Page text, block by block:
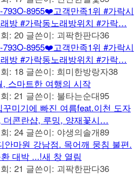
8955❤️고객만족1위 #가락시
방 #가락동노래방위치 #가락…
: 20 글쓴이: 괴팍한판다36
8955❤️고객만족1위 #가락시
방 #가락동노래방위치 #가락…
: 18 글쓴이: 희미한방랑자38
스마트한 여행의 시작
: 21 글쓴이: 불타는순대95
미기에 빠진 여름feat.이천 도자
더콘란샵, 루밍, 양재꽃시…
: 24 글쓴이: 야생의솔개89
안마원 강남점. 목어깨 뭉침 불편.
대박 ...!새 창 열림
: 21 글쓴이: 괴팍한판다36